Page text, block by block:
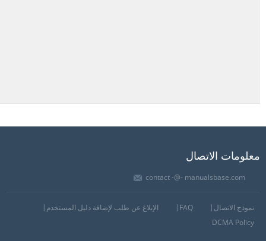
معلومات الاتصال
contact -@- manualsbase.com
نموذج الاتصال FAQ
الإبلاغ عن طلب لإضافة دليل المستخدم
DCMA Policy